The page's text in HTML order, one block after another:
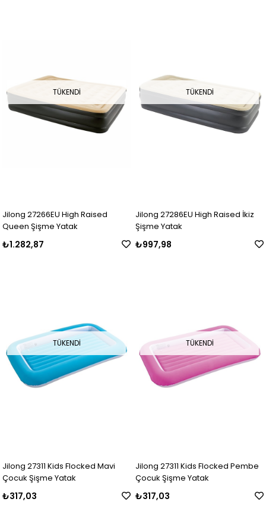
TÜKENDI
Jilong 27266EU High Raised
Queen Şişme Yatak
₺1.282,87
TÜKENDI
Jilong 27286EU High Raised İkiz
Şişme Yatak
₺997,98
TÜKENDI
Jilong 27311 Kids Flocked Mavi
Çocuk Şişme Yatak
₺317,03
TÜKENDI
Jilong 27311 Kids Flocked Pembe
Çocuk Şişme Yatak
₺317,03